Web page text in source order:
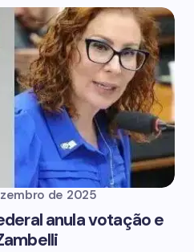
de 2025
anula votação e